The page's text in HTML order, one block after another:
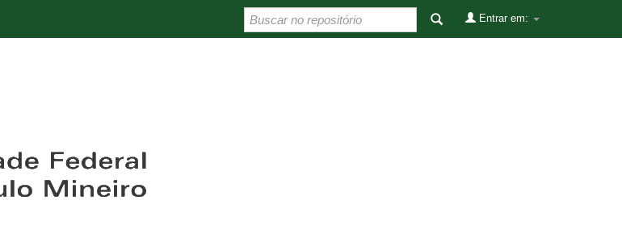
Entrar em: